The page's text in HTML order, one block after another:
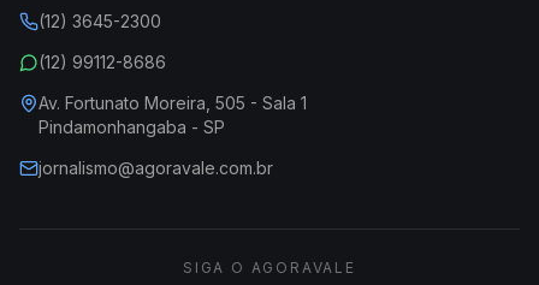
(12) 3645-2300
(12) 99112-8686
Av. Fortunato Moreira, 505 - Sala 1
Pindamonhangaba - SP
jornalismo@agoravale.com.br
SIGA O AGORAVALE